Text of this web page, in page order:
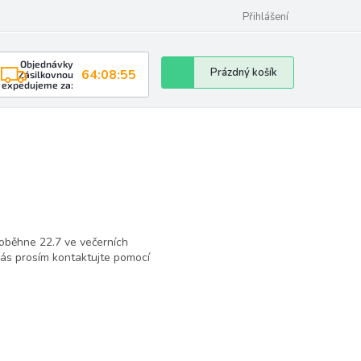
Přihlášení
Objednávky
Zásilkovnou
expedujeme za:
64:08:55
Nákupní
košík
Prázdný košík
22.7 ve večerních
prosím kontaktujte pomocí